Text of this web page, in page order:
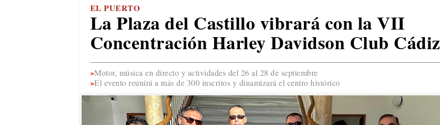
EL PUERTO
La Plaza del Castillo vibrará con la VII
Concentración Harley Davidson Club Cádiz
Motor, música en directo y actividades del 26 al 28 de septiembre
El evento reunirá a más de 300 inscritos y dinamizará el centro histórico